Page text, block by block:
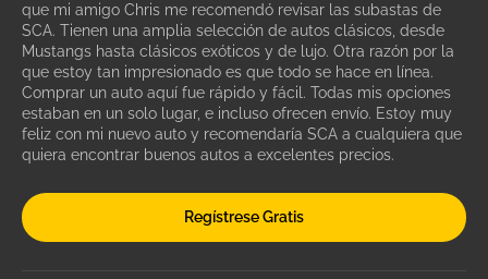
que mi amigo Chris me recomendó revisar las subastas de
SCA. Tienen una amplia selección de autos clásicos, desde
Mustangs hasta clásicos exóticos y de lujo. Otra razón por la
que estoy tan impresionado es que todo se hace en línea.
Comprar un auto aquí fue rápido y fácil. Todas mis opciones
estaban en un solo lugar, e incluso ofrecen envío. Estoy muy
feliz con mi nuevo auto y recomendaría SCA a cualquiera que
quiera encontrar buenos autos a excelentes precios.
Regístrese Gratis